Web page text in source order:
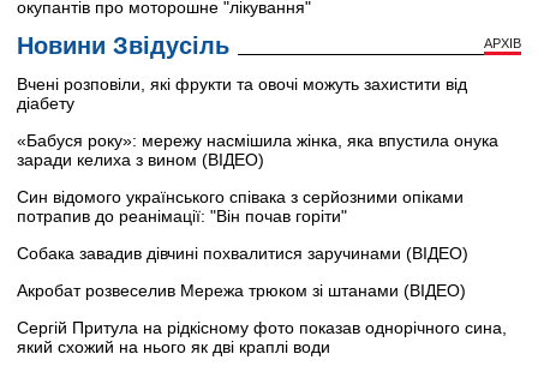
окупантів про моторошне "лікування"
Новини Звідусіль АРХІВ
Вчені розповіли, які фрукти та овочі можуть захистити від
діабету
«Бабуся року»: мережу насмішила жінка, яка впустила онука
заради келиха з вином (ВІДЕО)
Син відомого українського співака з серйозними опіками
потрапив до реанімації: "Він почав горіти"
Собака завадив дівчині похвалитися заручинами (ВІДЕО)
Акробат розвеселив Мережа трюком зі штанами (ВІДЕО)
Сергій Притула на рідкісному фото показав однорічного сина,
який схожий на нього як дві краплі води